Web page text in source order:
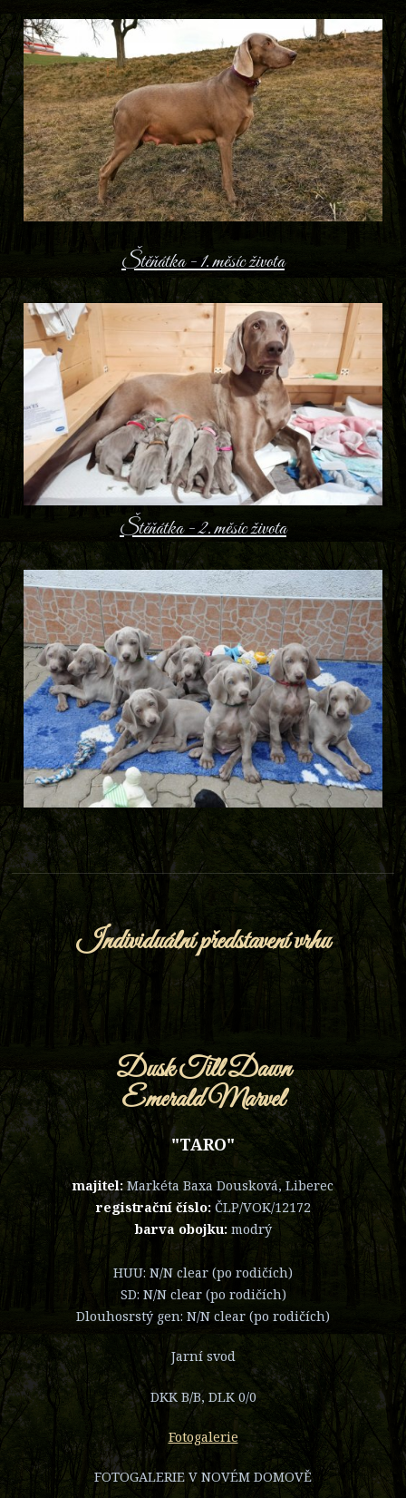
Štěňátka - 1. měsíc života
Štěňátka - 2. měsíc života
Individuální představení vrhu
Dusk Till Dawn
Emerald Marvel
"TARO"
majitel:Markéta Baxa Dousková, Liberec
registrační číslo: ČLP/VOK/12172
barva obojku:modrý
HUU: N/N clear (po rodičích)
SD: N/N clear (po rodičích)
Dlouhosrstý gen: N/N clear (po rodičích)
Jarní svod
DKK B/B, DLK 0/0
Fotogalerie
FOTOGALERIE V NOVÉM DOMOVĚ